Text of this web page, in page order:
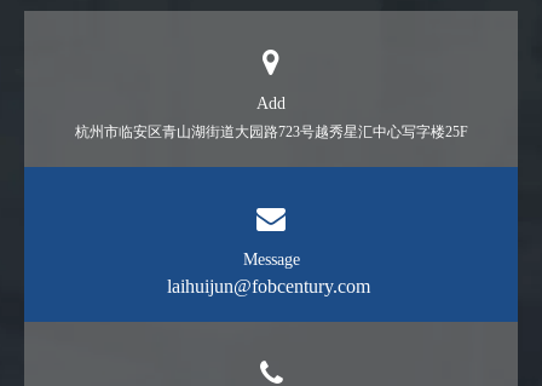
Add
杭州市临安区青山湖街道大园路723号越秀星汇中心写字楼25F
Message
​laihuijun@fobcentury.com